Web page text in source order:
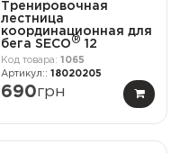
Тренировочная
лестница
координационная для
бега SECO® 12
ступеней 6 м синего
цвета
1065
18020205
690грн